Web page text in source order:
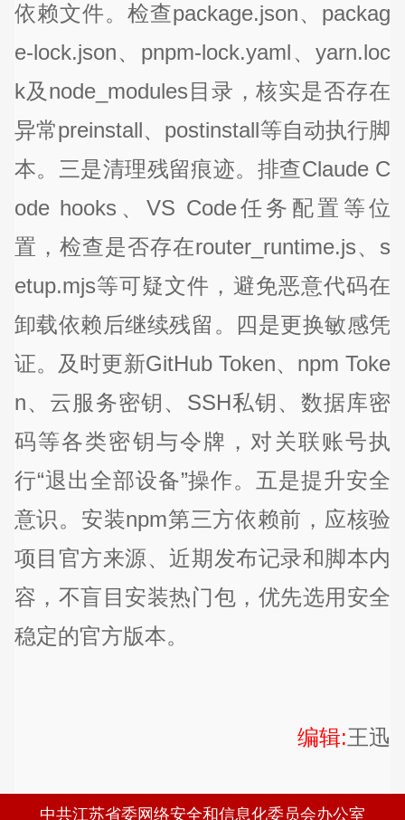
依赖文件。检查package.json、packag
e-lock.json、pnpm-lock.yaml、yarn.loc
k及node_modules目录，核实是否存在
异常preinstall、postinstall等自动执行脚
本。三是清理残留痕迹。排查Claude C
ode hooks、VS Code任务配置等位
置，检查是否存在router_runtime.js、s
etup.mjs等可疑文件，避免恶意代码在
卸载依赖后继续残留。四是更换敏感凭
证。及时更新GitHub Token、npm Toke
n、云服务密钥、SSH私钥、数据库密
码等各类密钥与令牌，对关联账号执
行“退出全部设备”操作。五是提升安全
意识。安装npm第三方依赖前，应核验
项目官方来源、近期发布记录和脚本内
容，不盲目安装热门包，优先选用安全
稳定的官方版本。
编辑:王迅
中共江苏省委网络安全和信息化委员会办公室